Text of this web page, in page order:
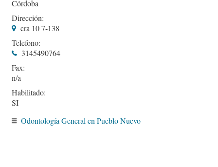
Córdoba
Dirección:
cra 10 7-138
Telefono:
3145490764
Fax:
Habilitado:
SI
Odontología General en Pueblo Nuevo